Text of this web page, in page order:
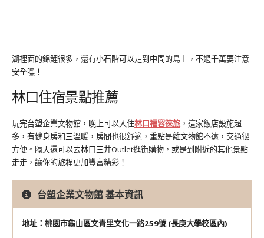
湖裡面的錦鯉很多，還有小石階可以走到中間的島上，不過千萬要注意
安全嘿！
林口住宿景點推薦
玩完台塑企業文物館，晚上可以入住林口福容徠旅 ，這家飯店設施超
多，有健身房和三溫暖，房間也很舒適，重點是離文物館不遠，交通很
方便。隔天還可以去林口三井Outlet逛街購物，或是到附近的其他景點
走走，讓你的旅程更加豐富精彩！
台塑企業文物館 基本資訊
地址：桃園市龜山區文青里文化一路259號 (長庚大學校區內)